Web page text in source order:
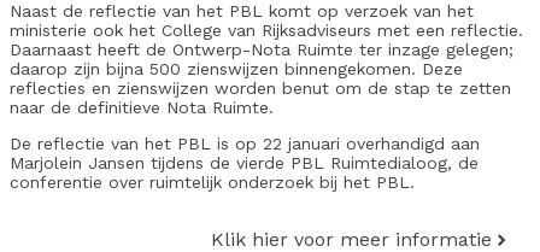
Naast de reflectie van het PBL komt op verzoek van het
ministerie ook het College van Rijksadviseurs met een reflectie.
Daarnaast heeft de Ontwerp-Nota Ruimte ter inzage gelegen;
daarop zijn bijna 500 zienswijzen binnengekomen. Deze
reflecties en zienswijzen worden benut om de stap te zetten
naar de definitieve Nota Ruimte.
De reflectie van het PBL is op 22 januari overhandigd aan
Marjolein Jansen tijdens de vierde PBL Ruimtedialoog, de
conferentie over ruimtelijk onderzoek bij het PBL.
Klik hier voor meer informatie